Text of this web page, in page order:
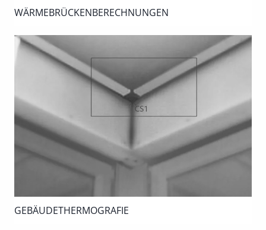
WÄRMEBRÜCKENBERECHNUNGEN
GEBÄUDETHERMOGRAFIE